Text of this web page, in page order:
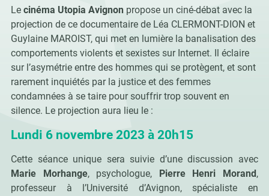
Le cinéma Utopia Avignonpropose un ciné-débat avec la
projection de ce documentaire de Léa CLERMONT-DION et
Guylaine MAROIST, qui met en lumière la banalisation des
comportements violents et sexistes sur Internet. Il éclaire
sur l’asymétrie entre des hommes qui se protègent, et sont
rarement inquiétés par la justice et des femmes
condamnées à se taire pour souffrir trop souvent en
silence. Le projection aura lieu le :
Lundi 6 novembre 2023 à 20h15
Cette séance unique sera suivie d’une discussion avec
Marie Morhange, psychologue, Pierre Henri Morand,
professeur à l’Université d’Avignon, spécialiste en